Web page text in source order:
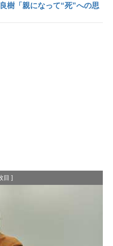
樹「親になって“死”への思
目 ]